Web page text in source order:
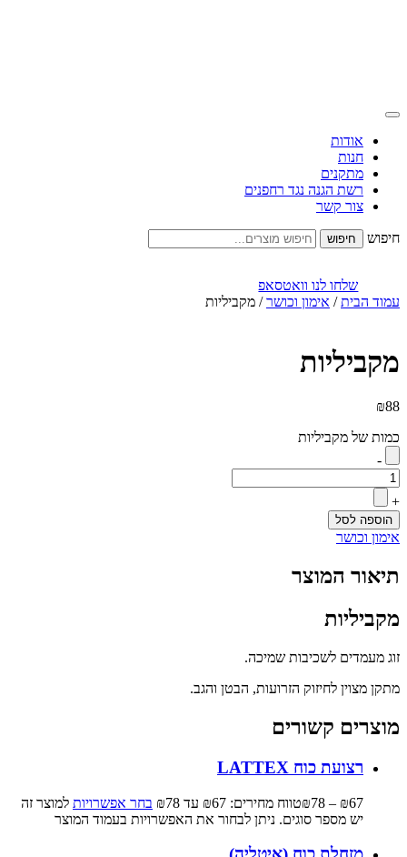
אודות
חנות
מתקנים
רשת הגנה נגד רחפנים
צור קשר
חיפוש
שלחו לנו וואטסאפ
עמוד הבית/ אימון וכושר/ מקביליות
מקביליות
₪88
כמות של מקביליות
-
+
הוספה לסל
אימון וכושר
תיאור המוצר
מקביליות
זוג מעמדים לשכיבות שמיכה.
מתקן מצוין לחיזוק הזרועות, הבטן והגב.
מוצרים קשורים
רצועת כוח LATTEX
₪67
–
₪78 טווח מחירים: ⁦₪67⁩ עד ⁦₪78⁩ בחר אפשרויות למוצר זה
יש מספר סוגים. ניתן לבחור את האפשרויות בעמוד המוצר